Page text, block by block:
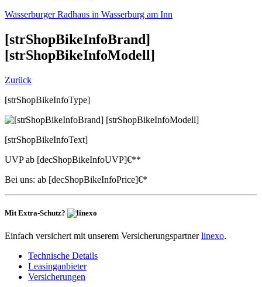
Wasserburger Radhaus in Wasserburg am Inn
[strShopBikeInfoBrand]
[strShopBikeInfoModell]
Zurück
[strShopBikeInfoType]
[strShopBikeInfoText]
UVP ab [decShopBikeInfoUVP]€**
Bei uns: ab [decShopBikeInfoPrice]€*
Mit Extra-Schutz?
Einfach versichert mit unserem Versicherungspartnerlinexo.
Technische Details
Leasinganbieter
Versicherungen